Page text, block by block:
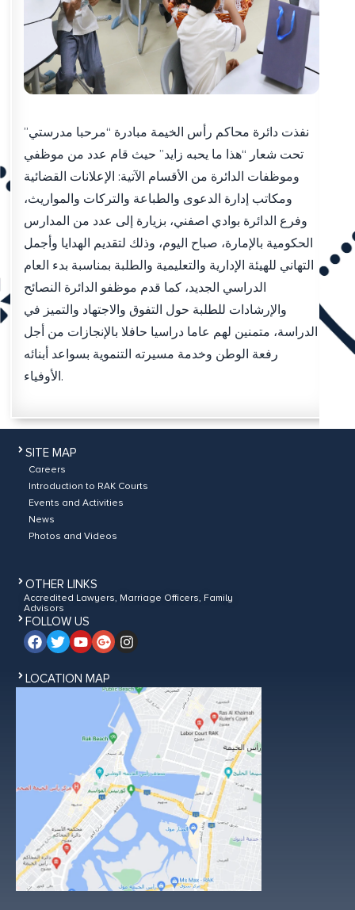
نفذت دائرة محاكم رأس الخيمة مبادرة “مرحبا مدرستي”
تحت شعار “هذا ما يحبه زايد” حيث قام عدد من موظفي
وموظفات الدائرة من الأقسام الآتية: الإعلانات القضائية
ومكاتب إدارة الدعوى والطباعة والتركات والمواريث،
وفرع الدائرة بوادي اصفني، بزيارة إلى عدد من المدارس
الحكومية بالإمارة، صباح اليوم، وذلك لتقديم الهدايا وأجمل
التهاني للهيئة الإدارية والتعليمية والطلبة بمناسبة بدء العام
الدراسي الجديد، كما قدم موظفو الدائرة النصائح
والإرشادات للطلبة حول التفوق والاجتهاد والتميز في
الدراسة، متمنين لهم عاما دراسيا حافلا بالإنجازات من أجل
رفعة الوطن وخدمة مسيرته التنموية بسواعد أبنائه
الأوفياء.
SITE MAP
Careers
Introduction to RAK Courts
Events and Activities
News
Photos and Videos
OTHER LINKS
Accredited Lawyers, Marriage Officers, Family
Advisors
FOLLOW US
LOCATION MAP